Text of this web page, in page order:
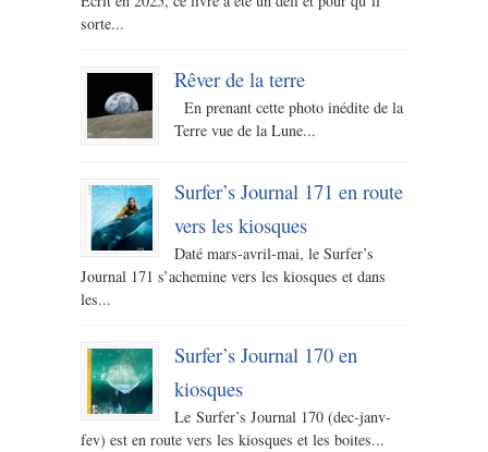
sorte...
Rêver de la terre
En prenant cette photo inédite de la
Terre vue de la Lune...
Surfer’s Journal 171 en route
vers les kiosques
Daté mars-avril-mai, le Surfer’s
Journal 171 s’achemine vers les kiosques et dans
les...
Surfer’s Journal 170 en
kiosques
Le Surfer’s Journal 170 (dec-janv-
fev) est en route vers les kiosques et les boites...